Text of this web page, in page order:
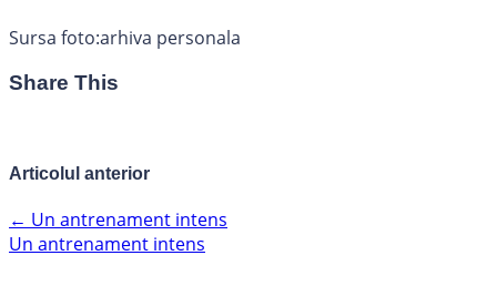
Sursa foto:arhiva personala
Share This
Articolul anterior
← Un antrenament intens
Un antrenament intens